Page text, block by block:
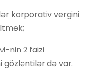
korporativ vergini
nin 2 faizi
gözləntilər də var.